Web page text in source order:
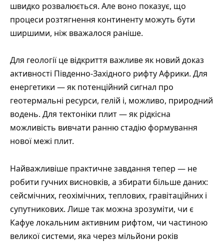
швидко розвалюється. Але воно показує, що
процеси розтягнення континенту можуть бути
ширшими, ніж вважалося раніше.
Для геології це відкриття важливе як новий доказ
активності Південно-Західного рифту Африки. Для
енергетики — як потенційний сигнал про
геотермальні ресурси, гелій і, можливо, природний
водень. Для тектоніки плит — як рідкісна
можливість вивчати ранню стадію формування
нової межі плит.
Найважливіше практичне завдання тепер — не
робити гучних висновків, а збирати більше даних:
сейсмічних, геохімічних, теплових, гравітаційних і
супутникових. Лише так можна зрозуміти, чи є
Кафуе локальним активним рифтом, чи частиною
великої системи, яка через мільйони років